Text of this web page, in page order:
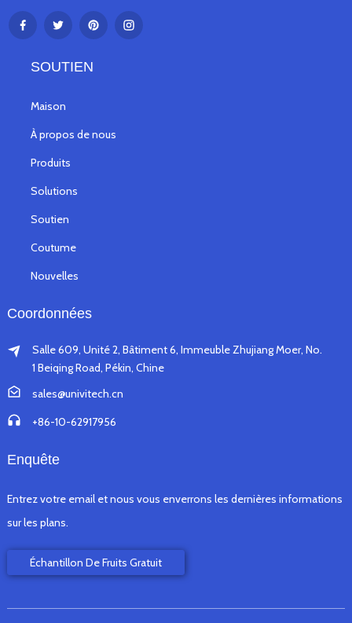
SOUTIEN
Maison
À propos de nous
Produits
Solutions
Soutien
Coutume
Nouvelles
Coordonnées
Salle 609, Unité 2, Bâtiment 6, Immeuble Zhujiang Moer, No.
1 Beiqing Road, Pékin, Chine
sales@univitech.cn
+86-10-62917956
Enquête
Entrez votre email et nous vous enverrons les dernières informations
sur les plans.
Échantillon De Fruits Gratuit